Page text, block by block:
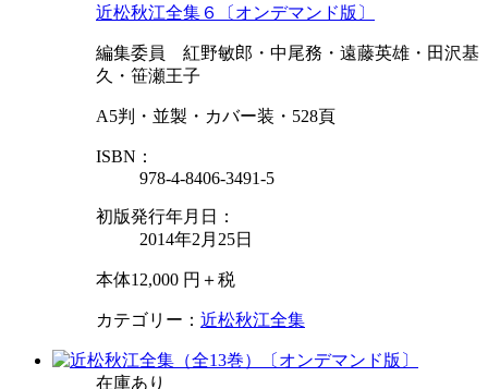
近松秋江全集６〔オンデマンド版〕
編集委員 紅野敏郎・中尾務・遠藤英雄・田沢基
久・笹瀬王子
A5判・並製・カバー装・528頁
ISBN：
978-4-8406-3491-5
初版発行年月日：
2014年2月25日
本体12,000 円＋税
カテゴリー： 近松秋江全集
在庫あり